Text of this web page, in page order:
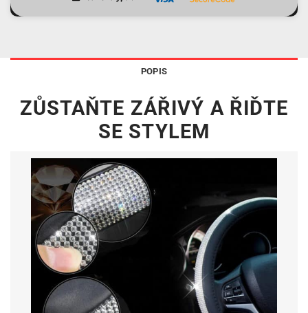
POPIS
ZŮSTAŇTE ZÁŘIVÝ A ŘIĎTE
SE STYLEM